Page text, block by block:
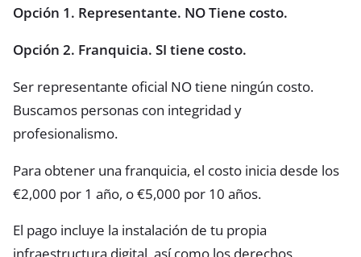
Opción 1. Representante. NO Tiene costo.
Opción 2. Franquicia. SI tiene costo.
Ser representante oficial NO tiene ningún costo.
Buscamos personas con integridad y
profesionalismo.
Para obtener una franquicia, el costo inicia desde los
€2,000 por 1 año, o €5,000 por 10 años.
El pago incluye la instalación de tu propia